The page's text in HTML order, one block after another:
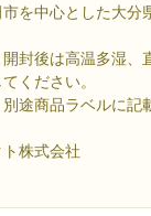
を中心とした大分
封後は高温多湿、
ください。
途商品ラベルに記
株式会社